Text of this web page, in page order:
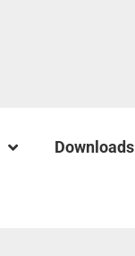
Downloads